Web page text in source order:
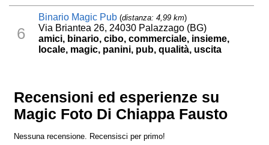
6
Binario Magic Pub (distanza: 4,99 km)
Via Briantea 26, 24030 Palazzago (BG)
amici, binario, cibo, commerciale, insieme,
locale, magic, panini, pub, qualità, uscita
Recensioni ed esperienze su
Magic Foto Di Chiappa Fausto
Nessuna recensione. Recensisci per primo!